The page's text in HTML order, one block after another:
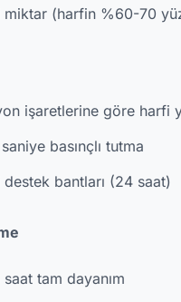
miktar (harfin %60-70
işaretlerine göre harfi
basınçlı tutma
destek bantları (24 saat)
tam dayanım